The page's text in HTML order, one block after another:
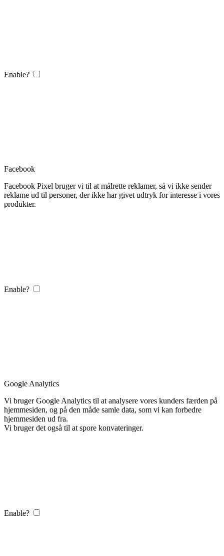
Enable?
Facebook
Facebook Pixel bruger vi til at målrette reklamer, så vi ikke sender
reklame ud til personer, der ikke har givet udtryk for interesse i vores
produkter.
Enable?
Google Analytics
Vi bruger Google Analytics til at analysere vores kunders færden på
hjemmesiden, og på den måde samle data, som vi kan forbedre
hjemmesiden ud fra.
Vi bruger det også til at spore konvateringer.
Enable?